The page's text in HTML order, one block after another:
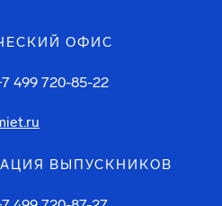
ОФИС
499 720-85-22
ВЫПУСКНИКОВ